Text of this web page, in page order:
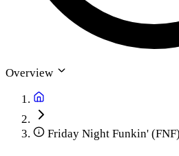
Overview
Friday Night Funkin'